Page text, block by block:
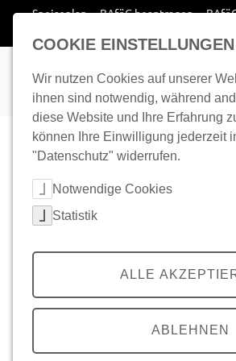
Zum Inhalt springen
Speiseplan BAföG beantragen
Startseite
Druckansichten
Diese Woche
Montag - Einzelansicht
Montag - Listenansicht
Dienstag - Einzelansicht
Dienstag - Listenansicht
Mittwoch - Einzelansicht
Mittwoch - Listenansicht
COOKIE EINSTELLUNGEN
Wir nutzen Cookies auf unserer
ihnen sind notwendig, während
diese Website und Ihre Erfahrung
können Ihre Einwilligung jederzeit
"Datenschutz" widerrufen.
Cookie-Kategorien
Notwendige Cookies
Statistik
ALLE
ABLEHNEN